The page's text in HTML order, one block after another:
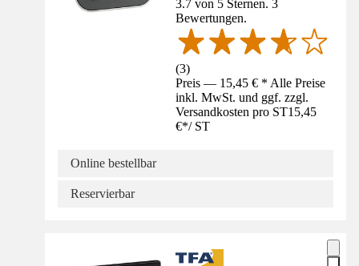
3.7 von 5 Sternen. 3
Bewertungen.
(3)
Preis — 15,45 € * Alle Preise
inkl. MwSt. und ggf. zzgl.
Versandkosten pro ST15,45
€*/ ST
Online bestellbar
Reservierbar